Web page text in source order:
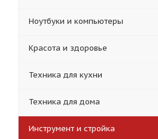
Ноутбуки и компьютеры
Красота и здоровье
Техника для кухни
Техника для дома
Инструмент и стройка